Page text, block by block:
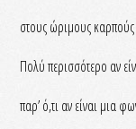
στους ώριμους
Πολύ περισσότερο αν
παρ’ ό,τι αν είναι μια